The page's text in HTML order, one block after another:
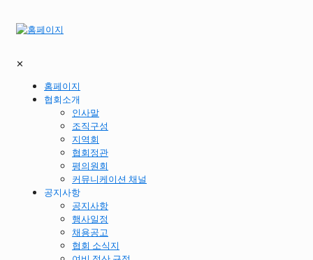
✕
홈페이지
협회소개
인사말
조직구성
지역회
협회정관
평의원회
커뮤니케이션 채널
공지사항
공지사항
행사일정
채용공고
협회 소식지